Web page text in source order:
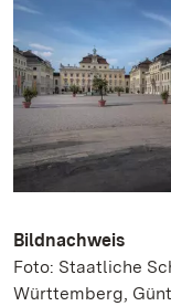
Bildnachweis
Foto: Staatliche
Württemberg,